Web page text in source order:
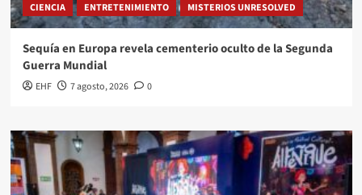
CIENCIA ENTRETENIMIENTO MISTERIOS UNRESOLVED
Sequía en Europa revela cementerio oculto de la Segunda
Guerra Mundial
EHF 7 agosto, 2026 0